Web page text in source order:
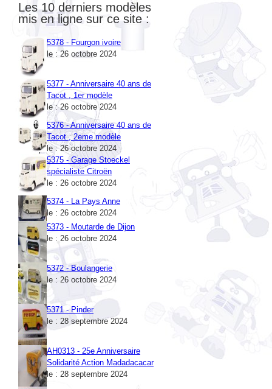
Les 10 derniers modèles
mis en ligne sur ce site :
5378 - Fourgon ivoire
le : 26 octobre 2024
5377 - Anniversaire 40 ans de
Tacot , 1er modèle
le : 26 octobre 2024
5376 - Anniversaire 40 ans de
Tacot , 2eme modèle
le : 26 octobre 2024
5375 - Garage Stoeckel
spécialiste Citroën
le : 26 octobre 2024
5374 - La Pays Anne
le : 26 octobre 2024
5373 - Moutarde de Dijon
le : 26 octobre 2024
5372 - Boulangerie
le : 26 octobre 2024
5371 - Pinder
le : 28 septembre 2024
AH0313 - 25e Anniversaire
Solidarité Action Madadacacar
le : 28 septembre 2024